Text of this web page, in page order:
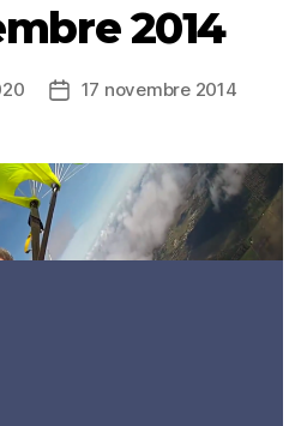
2014
17 novembre 2014